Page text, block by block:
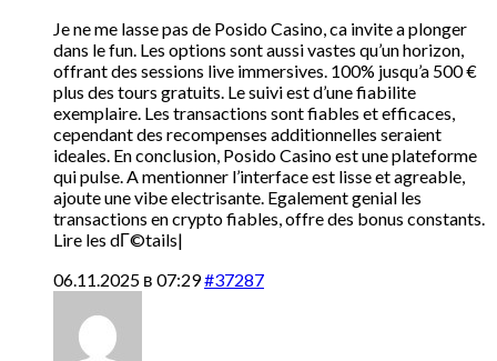
Je ne me lasse pas de Posido Casino, ca invite a plonger
dans le fun. Les options sont aussi vastes qu’un horizon,
offrant des sessions live immersives. 100% jusqu’a 500 €
plus des tours gratuits. Le suivi est d’une fiabilite
exemplaire. Les transactions sont fiables et efficaces,
cependant des recompenses additionnelles seraient
ideales. En conclusion, Posido Casino est une plateforme
qui pulse. A mentionner l’interface est lisse et agreable,
ajoute une vibe electrisante. Egalement genial les
transactions en crypto fiables, offre des bonus constants.
Lire les dГ©tails|
06.11.2025 в 07:29#37287